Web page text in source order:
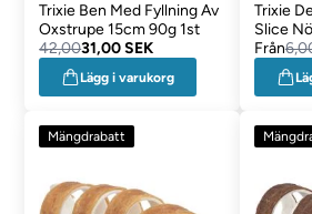
Trixie Ben Med Fyllning Av
Oxstrupe 15cm 90g 1st
42,0031,00 SEK
Lägg i varukorg
Trixie
Slice
Från
Mängdrabatt